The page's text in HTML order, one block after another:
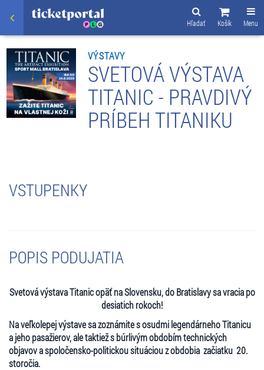
Menu
Košík
Hľadať
VÝSTAVY
SVETOVÁ VÝSTAVA
TITANIC - PRAVDIVÝ
PRÍBEH TITANIKU
VSTUPENKY
POPIS PODUJATIA
Svetová výstava Titanic opäť na Slovensku, do Bratislavy sa vracia po
desiatich rokoch!
Na veľkolepej výstave sa zoznámite s osudmi legendárneho Titanicu
a jeho pasažierov, ale taktiež s búrlivým obdobím technických
objavov a spoločensko-politickou situáciou z obdobia začiatku 20.
storočia.